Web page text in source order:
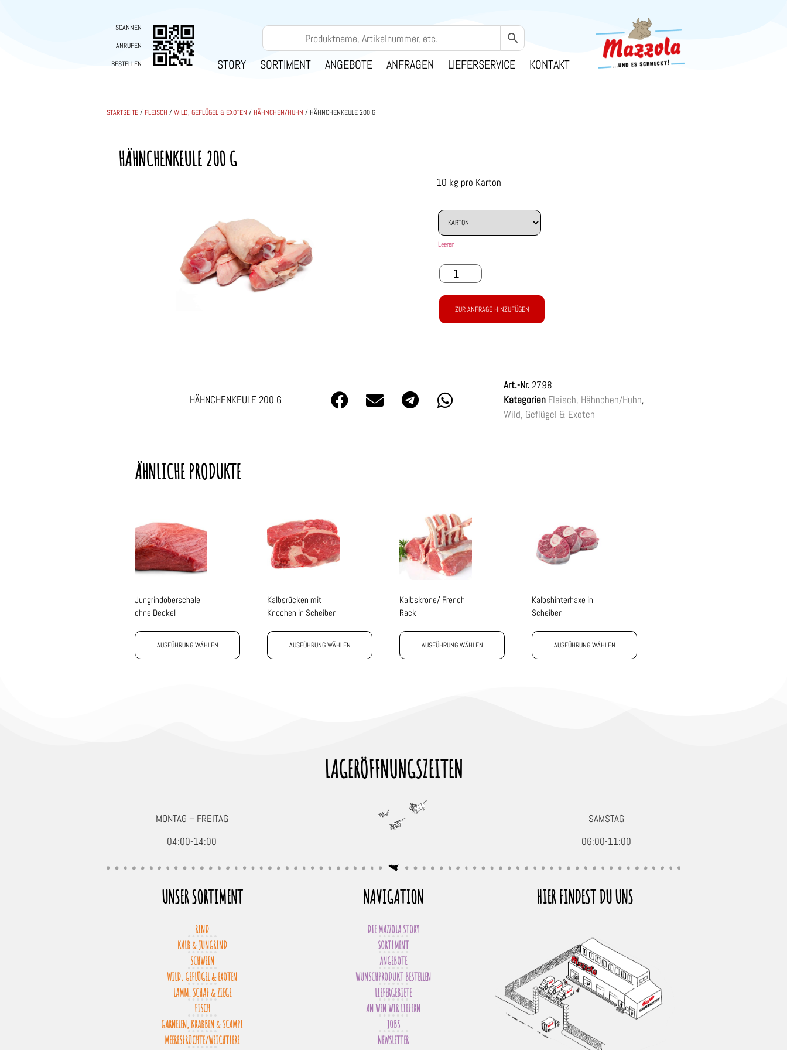
SCANNEN
ANRUFEN
BESTELLEN
STORY SORTIMENT ANGEBOTE ANFRAGEN LIEFERSERVICE KONTAKT
STARTSEITE/ FLEISCH /WILD, GEFLÜGEL & EXOTEN / HÄHNCHEN/HUHN / HÄHNCHENKEULE 200 G
HÄHNCHENKEULE 200 G
10 kg pro Karton
Leeren
ZUR ANFRAGE HINZUFÜGEN
HÄHNCHENKEULE 200 G
Art.-Nr.2798
Kategorien Fleisch, Hähnchen/Huhn,
Wild, Geflügel & Exoten
ÄHNLICHE PRODUKTE
Jungrindoberschale
ohne Deckel
AUSFÜHRUNG WÄHLEN
Kalbsrücken mit
Knochen in Scheiben
AUSFÜHRUNG WÄHLEN
Kalbskrone/ French
Rack
AUSFÜHRUNG WÄHLEN
Kalbshinterhaxe in
Scheiben
AUSFÜHRUNG WÄHLEN
LAGERÖFFNUNGSZEITEN
MONTAG – FREITAG
04:00-14:00
SAMSTAG
06:00-11:00
UNSER SORTIMENT
RIND
KALB & JUNGRIND
SCHWEIN
WILD, GEFLÜGEL & EXOTEN
LAMM, SCHAF & ZIEGE
FISCH
GARNELEN, KRABBEN & SCAMPI
MEERESFRÜCHTE/WEICHTIERE
NAVIGATION
DIE MAZZOLA STORY
SORTIMENT
ANGEBOTE
WUNSCHPRODUKT BESTELLEN
LIEFERGEBIETE
AN WEN WIR LIEFERN
JOBS
NEWSLETTER
HIER FINDEST DU UNS